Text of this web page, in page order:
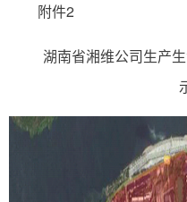
附件2
湖南省湘维公司生产